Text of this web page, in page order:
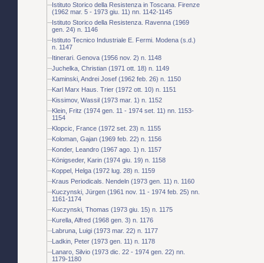
Istituto Storico della Resistenza in Toscana. Firenze
(1962 mar. 5 - 1973 giu. 11) nn. 1142-1145
Istituto Storico della Resistenza. Ravenna (1969
gen. 24) n. 1146
Istituto Tecnico Industriale E. Fermi. Modena (s.d.)
n. 1147
Itinerari. Genova (1956 nov. 2) n. 1148
Juchelka, Christian (1971 ott. 18) n. 1149
Kaminski, Andrei Josef (1962 feb. 26) n. 1150
Karl Marx Haus. Trier (1972 ott. 10) n. 1151
Kissimov, Wassil (1973 mar. 1) n. 1152
Klein, Fritz (1974 gen. 11 - 1974 set. 11) nn. 1153-
1154
Klopcic, France (1972 set. 23) n. 1155
Koloman, Gajan (1969 feb. 22) n. 1156
Konder, Leandro (1967 ago. 1) n. 1157
Königseder, Karin (1974 giu. 19) n. 1158
Koppel, Helga (1972 lug. 28) n. 1159
Kraus Periodicals. Nendeln (1973 gen. 11) n. 1160
Kuczynski, Jürgen (1961 nov. 11 - 1974 feb. 25) nn.
1161-1174
Kuczynski, Thomas (1973 giu. 15) n. 1175
Kurella, Alfred (1968 gen. 3) n. 1176
Labruna, Luigi (1973 mar. 22) n. 1177
Ladkin, Peter (1973 gen. 11) n. 1178
Lanaro, Silvio (1973 dic. 22 - 1974 gen. 22) nn.
1179-1180